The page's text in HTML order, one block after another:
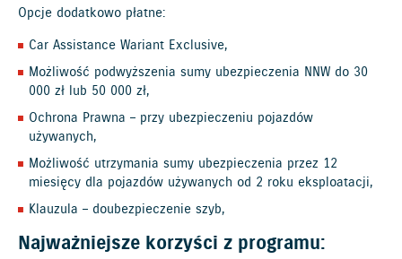
Opcje dodatkowo płatne:
Car Assistance Wariant Exclusive,
Możliwość podwyższenia sumy ubezpieczenia NNW do 30
000 zł lub 50 000 zł,
Ochrona Prawna – przy ubezpieczeniu pojazdów
używanych,
Możliwość utrzymania sumy ubezpieczenia przez 12
miesięcy dla pojazdów używanych od 2 roku eksploatacji,
Klauzula – doubezpieczenie szyb,
Najważniejsze korzyści z programu: